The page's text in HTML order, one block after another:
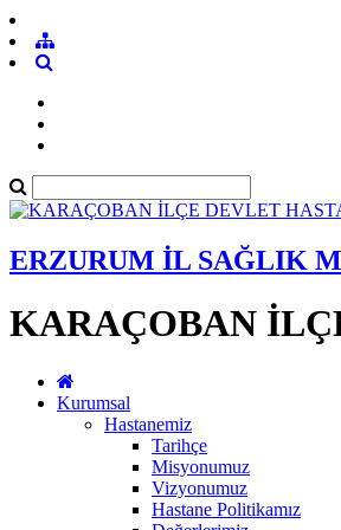
ERZURUM İL SAĞLIK
KARAÇOBAN
Kurumsal
Hastanemiz
Tarihçe
Misyonumuz
Vizyonumuz
Hastane Politikamız